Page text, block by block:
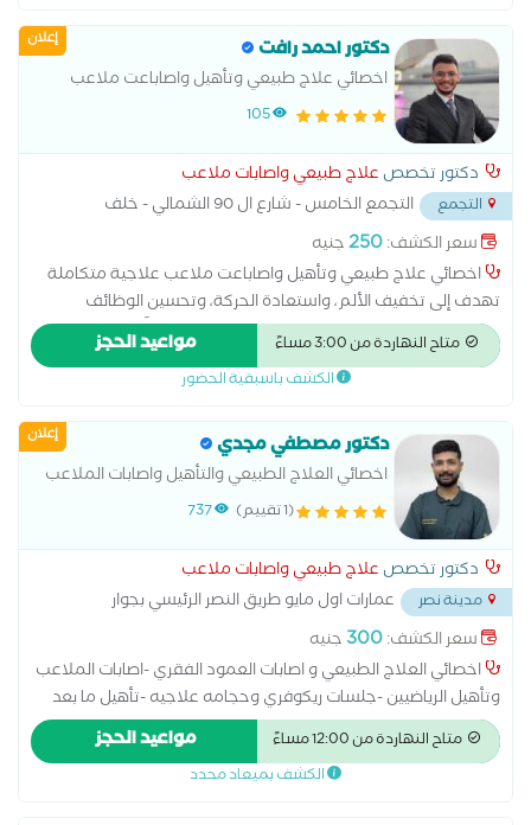
إعلان دكتور احمد رافت
اخصائي علاج طبيعي وتأهيل واصاباعت ملاعب
105
دكتور تخصص علاج طبيعي واصابات ملاعب
التجمع
التجمع الخامس - شارع ال 90 الشمالي - خلف
المستشفي الجوي...سعر الكشف:250جنيه
اخصائي علاج طبيعي وتأهيل واصاباعت ملاعب علاجية متكاملة
تهدف إلى تخفيف الألم، واستعادة الحركة، وتحسين الوظائف
الحركية، باستخدام أحدث تقنيات العلاج الطبيعي وفقًا لاحتياجات كل
مريض. يقدم خدمات علاج آلام الرقبة والظهر، والانزلاق الغضروفي،
وخشونة المفاصل، وإصابات الملاعب، وتمزقات الأربطة والعضلات،
الدماغية وإصابات الأعصاب، بالإضافة إلى علاج مشاكل القوام وآلام
العمود الفقري والمفاصل. يحرص على إجراء تقييم دقيق للحالة
ووضع خطة علاجية فردية تشمل التمارين العلاجية والعلاج اليدوي
والأجهزة الحديثة، مع المتابعة المستمرة لضمان أفضل النتائج،
وتسريع التعافي، وتحسين الحركة، والعودة إلى ممارسة الأنشطة
اليومية
متاح النهاردة من 3:00 مساءً مواعيد الحجز
الكشف باسبقية الحضور
إعلان دكتور مصطفي مجدي
اخصائي العلاج الطبيعي والتأهيل واصابات الملاعب
(1 تقييم) 737
دكتور تخصص علاج طبيعي واصابات ملاعب
مدينة نصر
عمارات اول مايو طريق النصر الرئيسي بجوار
wimby
...
سعر الكشف:300 جنيه
اخصائي العلاج الطبيعي و اصابات العمود الفقري -اصابات الملاعب
وتأهيل الرياضيين -جلسات ريكوفري وحجامه علاجيه -تأهيل ما بعد
الجلطات ومشاكل الحبل الشوكي -علاج مشاكل ما بعد عمليات الرباط
الصليبي والغضروف الهلالي - علاج مشاكل تيبس الكتف و التهاب
متاح النهاردة من 12:00 مساءً مواعيد الحجز
الكشف بميعاد محدد